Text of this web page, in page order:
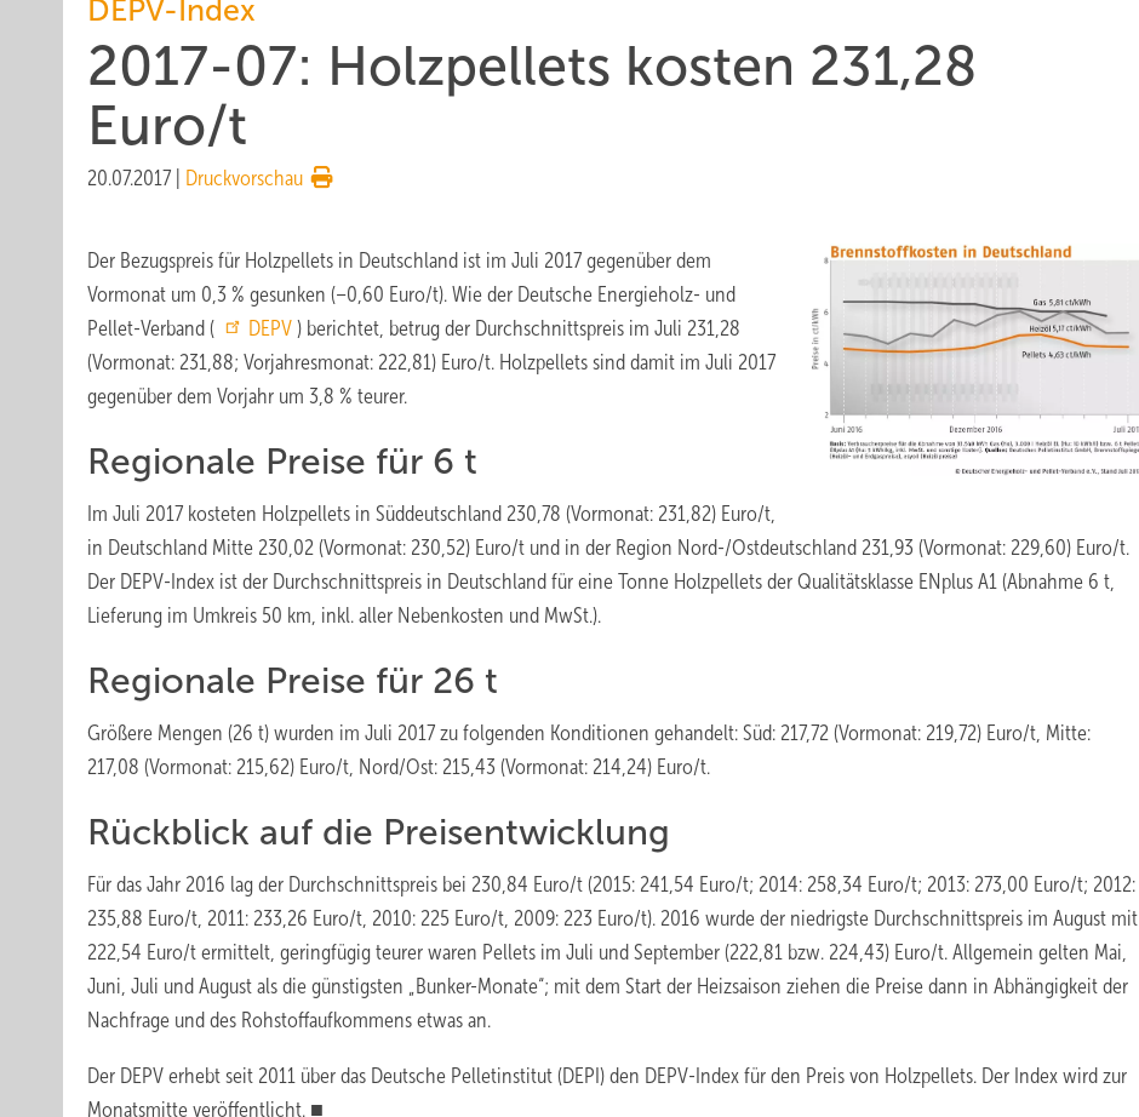
DEPV-Index
2017-07: Holzpellets kosten 231,28
Euro/t
20.07.2017 Druckvorschau
Der Bezugspreis für Holzpellets in Deutschland ist im Juli 2017 gegenüber dem
Vormonat um 0,3 % gesunken (–0,60 Euro/t). Wie der Deutsche Energieholz- und
Pellet-Verband (
DEPV ) berichtet, betrug der Durchschnittspreis im Juli 231,28
(Vormonat: 231,88; Vorjahresmonat: 222,81) Euro/t. Holzpellets sind damit im Juli 2017
gegenüber dem Vorjahr um 3,8 % teurer.
Regionale Preise für 6 t
Im Juli 2017 kosteten Holzpellets in Süddeutschland 230,78 (Vormonat: 231,82) Euro/t,
in Deutschland Mitte 230,02 (Vormonat: 230,52) Euro/t und in der Region Nord-/Ostdeutschland 231,93 (Vormonat: 229,60) Euro/t.
Der DEPV-Index ist der Durchschnittspreis in Deutschland für eine Tonne Holzpellets der Qualitätsklasse ENplus A1 (Abnahme 6 t,
Lieferung im Umkreis 50 km, inkl. aller Nebenkosten und MwSt.).
Regionale Preise für 26 t
Größere Mengen (26 t) wurden im Juli 2017 zu folgenden Konditionen gehandelt: Süd: 217,72 (Vormonat: 219,72) Euro/t, Mitte:
217,08 (Vormonat: 215,62) Euro/t, Nord/Ost: 215,43 (Vormonat: 214,24) Euro/t.
Rückblick auf die Preisentwicklung
Für das Jahr 2016 lag der Durchschnittspreis bei 230,84 Euro/t (2015: 241,54 Euro/t; 2014: 258,34 Euro/t; 2013: 273,00 Euro/t; 2012:
235,88 Euro/t, 2011: 233,26 Euro/t, 2010: 225 Euro/t, 2009: 223 Euro/t). 2016 wurde der niedrigste Durchschnittspreis im August mit
222,54 Euro/t ermittelt, geringfügig teurer waren Pellets im Juli und September (222,81 bzw. 224,43) Euro/t. Allgemein gelten Mai,
Juni, Juli und August als die günstigsten „Bunker-Monate“; mit dem Start der Heizsaison ziehen die Preise dann in Abhängigkeit der
Nachfrage und des Rohstoffaufkommens etwas an.
Der DEPV erhebt seit 2011 über das Deutsche Pelletinstitut (DEPI) den DEPV-Index für den Preis von Holzpellets. Der Index wird zur
Monatsmitte veröffentlicht. ■